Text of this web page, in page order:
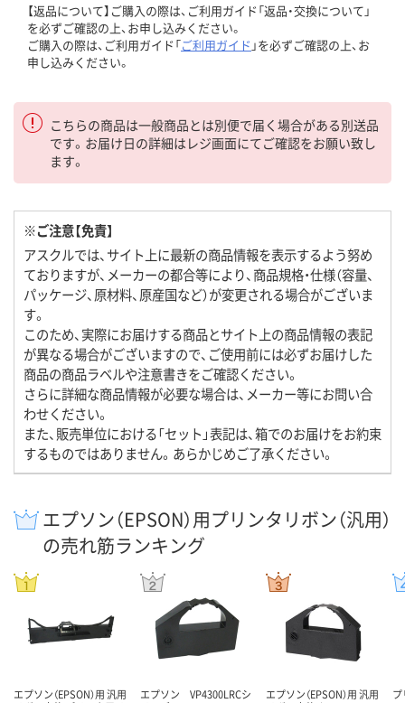
【返品について】ご購入の際は、ご利用ガイド「返品・交換について」
を必ずご確認の上、お申し込みください。
ご購入の際は、ご利用ガイド「ご利用ガイド 」を必ずご確認の上、お
申し込みください。
こちらの商品は一般商品とは別便で届く場合がある別送品
です。お届け日の詳細はレジ画面にてご確認をお願い致し
ます。
※ご注意【免責】
アスクルでは、サイト上に最新の商品情報を表示するよう努め
ておりますが、メーカーの都合等により、商品規格・仕様（容量、
パッケージ、原材料、原産国など）が変更される場合がございま
す。
このため、実際にお届けする商品とサイト上の商品情報の表記
が異なる場合がございますので、ご使用前には必ずお届けした
商品の商品ラベルや注意書きをご確認ください。
さらに詳細な商品情報が必要な場合は、メーカー等にお問い合
わせください。
また、販売単位における「セット」表記は、箱でのお届けをお約束
するものではありません。あらかじめご了承ください。
エプソン（EPSON）用プリンタリボン（汎用）
の売れ筋ランキング
エプソン（EPSON）用 汎用
エプソン VP4300LRCシ
エプソン（EPSON）用 汎用